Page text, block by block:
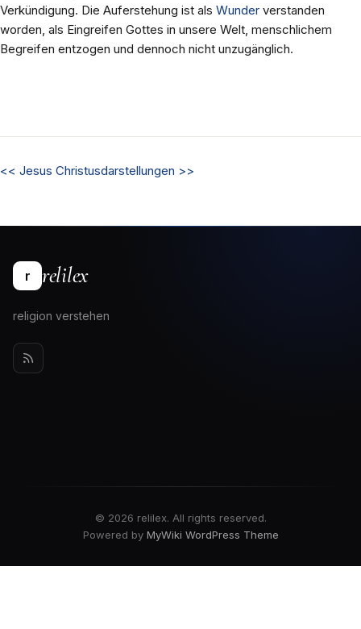
Verkündigung. Die Auferstehung ist als Wunder verstanden
worden, als Eingreifen Gottes in unsere Welt, menschlichem
Begreifen entzogen und dennoch nicht unzugänglich.
<< Jesus Christusdarstellungen >>
r relilex
religion verstehen
© 2026 relilex. All rights reserved.
Powered by MyWiki WordPress Theme